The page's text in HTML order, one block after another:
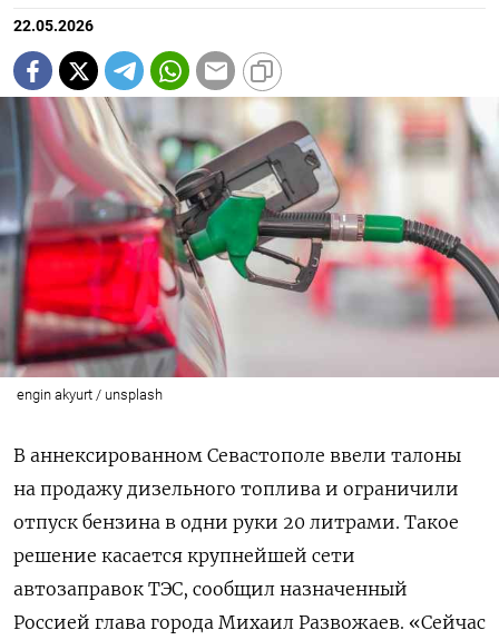
22.05.2026
engin akyurt / unsplash
В аннексированном Севастополе ввели талоны
на продажу дизельного топлива и ограничили
отпуск бензина в одни руки 20 литрами. Такое
решение касается крупнейшей сети
автозаправок ТЭС, сообщил назначенный
Россией глава города Михаил Развожаев. «Сейчас